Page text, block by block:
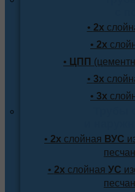
• 2х
• 2х
• ЦПП
• 3х
• 3х
• 2х слойная ВУС
• 2х слойная УС